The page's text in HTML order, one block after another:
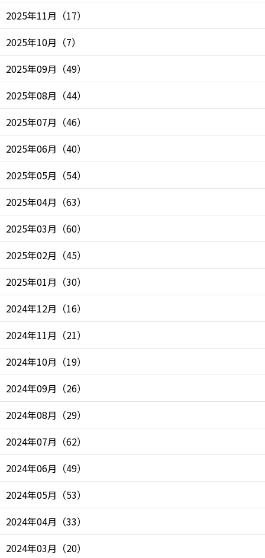
2025年11月 （17）
2025年10月 （7）
2025年09月 （49）
2025年08月 （44）
2025年07月 （46）
2025年06月 （40）
2025年05月 （54）
2025年04月 （63）
2025年03月 （60）
2025年02月 （45）
2025年01月 （30）
2024年12月 （16）
2024年11月 （21）
2024年10月 （19）
2024年09月 （26）
2024年08月 （29）
2024年07月 （62）
2024年06月 （49）
2024年05月 （53）
2024年04月 （33）
2024年03月 （20）